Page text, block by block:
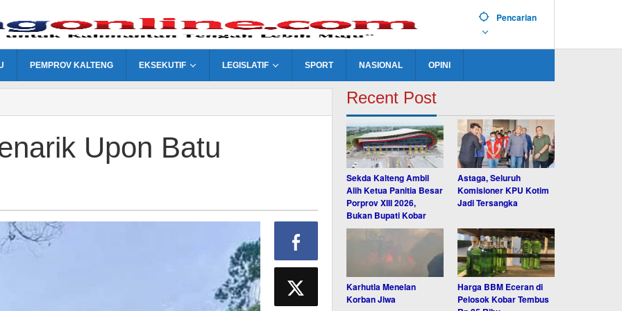
Pencarian
PEMPROV KALTENG EKSEKUTIF LEGISLATIF SPORT NASIONAL OPINI
Upon Batu
Recent Post
Sekda Kalteng Ambil
Alih Ketua Panitia Besar
Porprov XIII 2026,
Bukan Bupati Kobar
Astaga, Seluruh
Komisioner KPU Kotim
Jadi Tersangka
Karhutla Menelan
Korban Jiwa
Harga BBM Eceran di
Pelosok Kobar Tembus